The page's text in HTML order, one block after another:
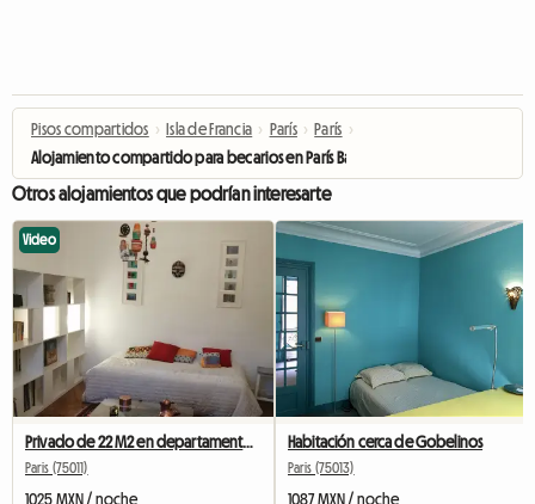
Pisos compartidos › Isla de Francia › París › París ›
Alojamiento compartido para becarios en París Bastilla
Otros alojamientos que podrían interesarte
Video
Privado de 22 M2 en departamento con vista a los árboles
Paris (75011)
1025 MXN / noche
Habitación cerca de Gobelinos
Paris (75013)
1087 MXN / noche